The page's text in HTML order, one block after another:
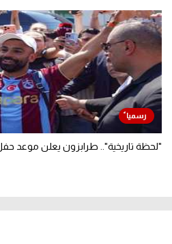
"لحظة تاريخية".. طرابزون يعلن موعد